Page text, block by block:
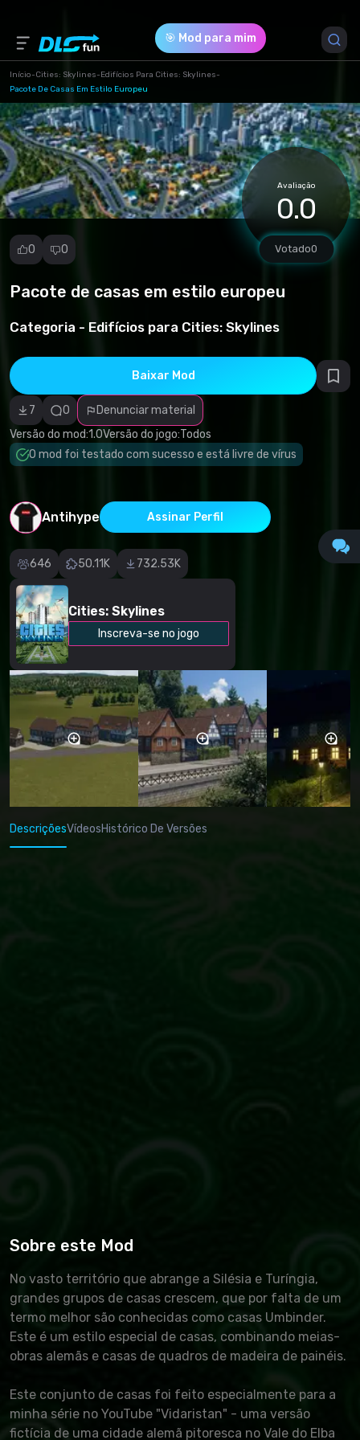
🎯 Mod para mim
Início-Cities: Skylines-Edifícios Para Cities: Skylines-
Pacote De Casas Em Estilo Europeu
Avaliação
0.0
Votado0
0 0
Pacote de casas em estilo europeu
Categoria - Edifícios para Cities: Skylines
Baixar Mod
7 0
Denunciar material
Versão do mod:1.0Versão do jogo:Todos
O mod foi testado com sucesso e está livre de vírus
Antihype Assinar Perfil
646 50.11K 732.53K
Cities: Skylines
Inscreva-se no jogo
Denunciar
incorreta
Software
malicioso/vírus
Conteúdo não
funcional
Descrição
DescriçõesVídeosHistórico De Versões
Sobre este Mod
No vasto território que abrange a Silésia e Turíngia,
grandes grupos de casas crescem, que por falta de um
termo melhor são conhecidas como casas Umbinder.
Este é um estilo especial de casas, combinando meias-
obras alemãs e casas de quadros de madeira de painéis.
Este conjunto de casas foi feito especialmente para a
minha série no YouTube "Vidaristan" - uma versão
fictícia de uma cidade alemã pitoresca no Vale do Elba
Versão do Jogo *
0 (4e5f9227c648e5e769aac75e860f335d.zip)
Download (21.54 Mb)